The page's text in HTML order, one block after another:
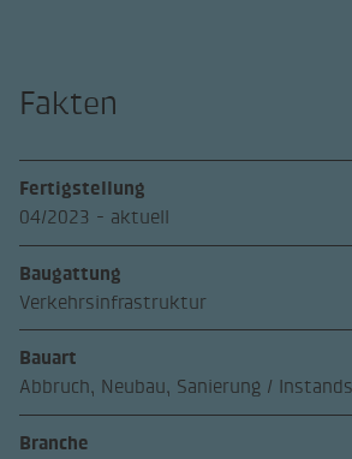
Fakten
Fertigstellung
04/2023 - aktuell
Baugattung
Verkehrsinfrastruktur
Bauart
Abbruch, Neubau, Sanierung /
Branche